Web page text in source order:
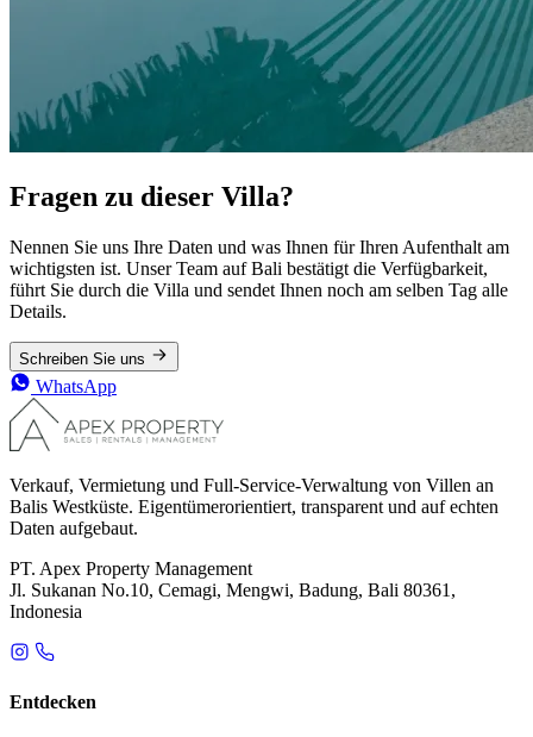
Fragen zu dieser Villa?
Nennen Sie uns Ihre Daten und was Ihnen für Ihren Aufenthalt am
wichtigsten ist. Unser Team auf Bali bestätigt die Verfügbarkeit,
führt Sie durch die Villa und sendet Ihnen noch am selben Tag alle
Details.
Schreiben Sie uns
WhatsApp
Verkauf, Vermietung und Full-Service-Verwaltung von Villen an
Balis Westküste. Eigentümerorientiert, transparent und auf echten
Daten aufgebaut.
PT. Apex Property Management
Jl. Sukanan No.10, Cemagi, Mengwi, Badung, Bali 80361,
Indonesia
Entdecken